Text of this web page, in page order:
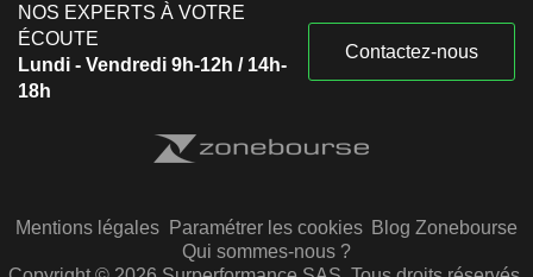
NOS EXPERTS À VOTRE
ÉCOUTE
Lundi - Vendredi 9h-12h / 14h-
18h
Contactez-nous
Mentions légales Paramétrer les cookies Blog Zonebourse
Qui sommes-nous ?